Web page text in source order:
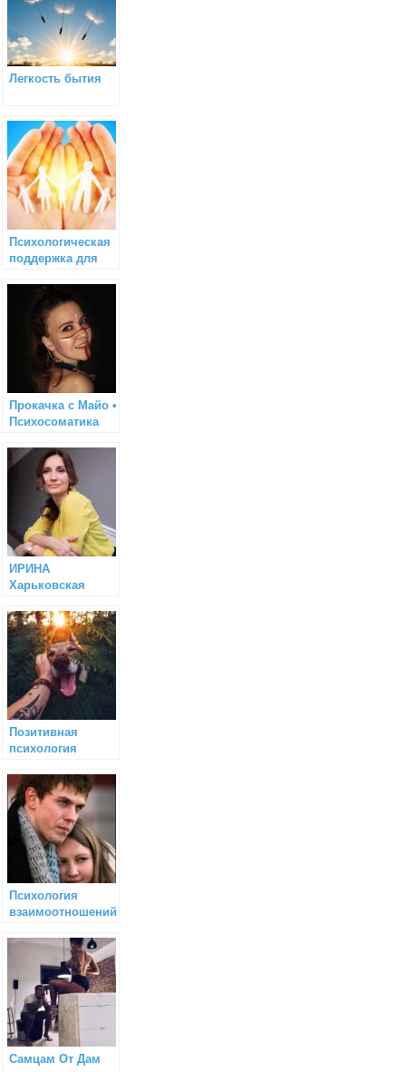
Легкость бытия
Психологическая
поддержка для
Прокачка с Майо •
Психосоматика
ИРИНА
Харьковская
психолог)
Позитивная
психология
Психология
взаимоотношений
Самцам От Дам